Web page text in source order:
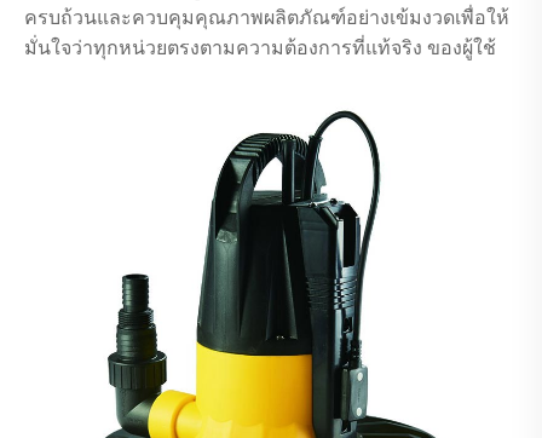
ครบถ้วนและควบคุมคุณภาพผลิตภัณฑ์อย่างเข้มงวดเพื่อให้
มั่นใจว่าทุกหน่วยตรงตามความต้องการที่แท้จริง ของผู้ใช้